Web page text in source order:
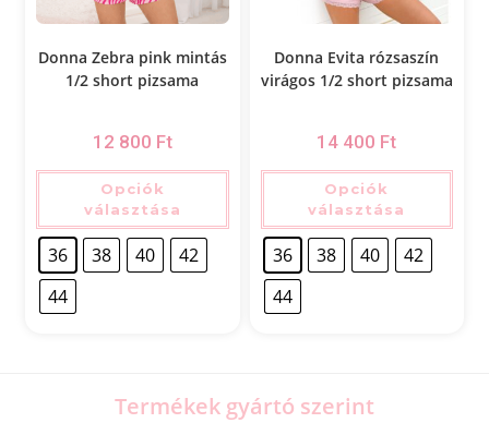
Donna Zebra pink mintás
1/2 short pizsama
12 800 Ft
Opciók
választása
36 38 40
42
44
Donna Evita rózsaszín
virágos 1/2 short pizsama
14 400 Ft
Opciók
választása
36 38 40
42
44
Termékek gyártó szerint